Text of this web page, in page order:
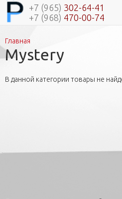
+7 (965) 302-64-41
+7 (968) 470-00-74
Вы здесь
Главная
Mystery
В данной категории товары не